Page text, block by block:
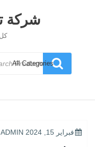
شركة
Search
for
POSTED
فبراير 15, 2024 ADMIN